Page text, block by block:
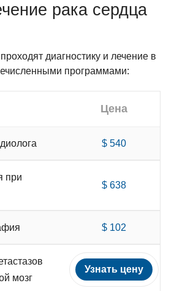
рака сердца
диагностику и лечение в
программами:
Цена
$ 540
при
$ 638
$ 102
мозг
Узнать цену